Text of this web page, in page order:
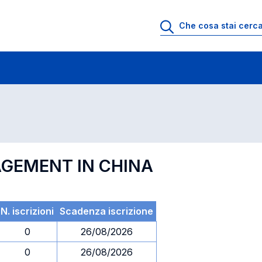
IN CHINA
N. iscrizioni Scadenza iscrizione
0
26/08/2026
0
26/08/2026